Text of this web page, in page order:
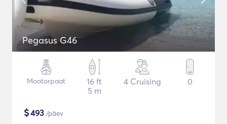
Pegasus G46
Mootorpaat
16 ft
5 m
4 Cruising 0
$493 /päev